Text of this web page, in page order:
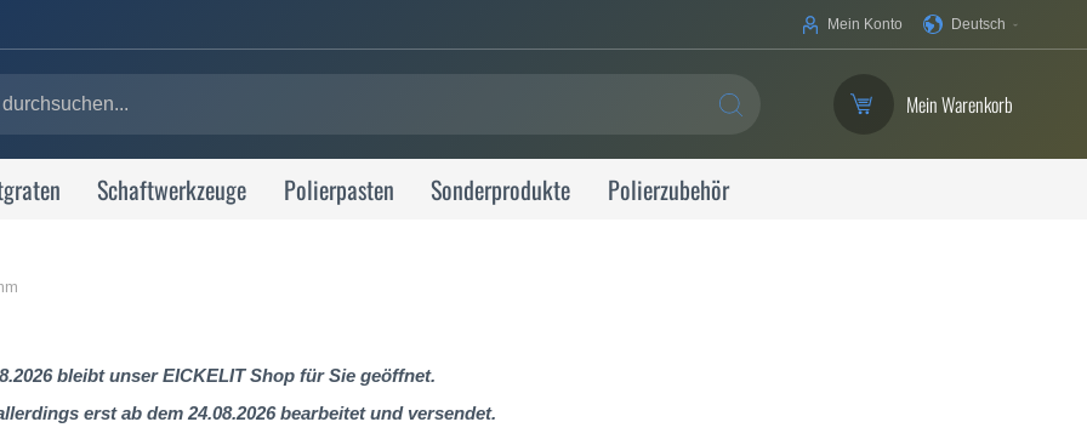
Ihre
Deutsch
Mein Konto
SUCHE Mein Warenkorb
Schaftwerkzeuge Polierpasten Sonderprodukte Polierzubehör
bleibt unser EICKELIT Shop für Sie geöffnet.
erst ab dem 24.08.2026 bearbeitet und versendet.